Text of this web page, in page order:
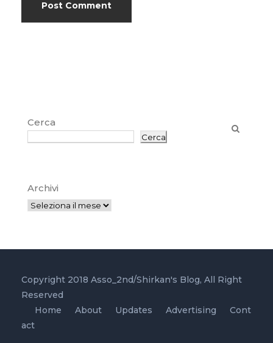
Cerca
Cerca
Archivi
Copyright 2018 Asso_2nd/Shirkan's Blog, All Right
Reserved
Home
About Updates Advertising
Cont
act